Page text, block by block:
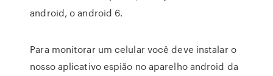
android, o android 6.
Para monitorar um celular você deve instalar o
nosso aplicativo espião no aparelho android da